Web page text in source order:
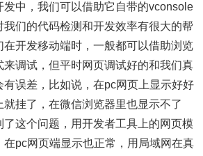
发中，我们可以借助它自带的vconsole
我们的代码检测和开发效率有很大的帮
在开发移动端时，一般都可以借助浏览
来调试，但平时网页调试好的和我们真
有误差，比如说，在pc网页上显示好好
就挂了，在微信浏览器里也显示不了
了这个问题，用开发者工具上的网页模
在pc网页端显示也正常，用局域网在真